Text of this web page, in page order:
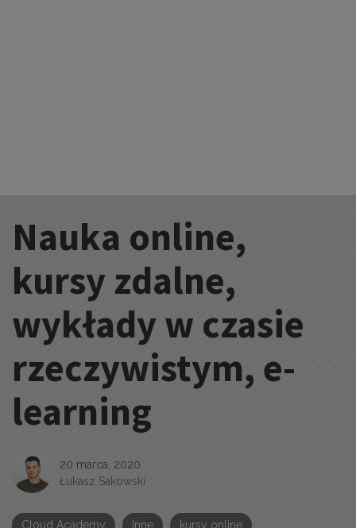
Kategorie:
Nauka online,
kursy zdalne,
wykłady w czasie
rzeczywistym, e-
learning
20 marca, 2020
Łukasz Sakowski
Cloud Academy Inne kursy online